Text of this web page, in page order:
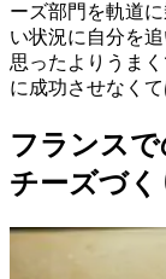
ーズ部門を軌道
い状況に自分を
思ったよりうま
に成功させなく
フランス
チーズづ